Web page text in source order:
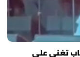
تغني على